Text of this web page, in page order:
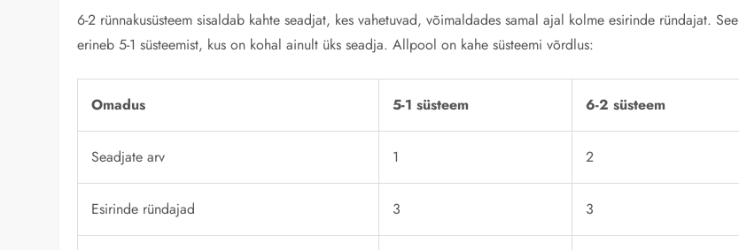
6-2 rünnakusüsteem sisaldab kahte seadjat, kes vahetuvad, võimaldades samal ajal kolme esirinde ründajat. See
erineb 5-1 süsteemist, kus on kohal ainult üks seadja. Allpool on kahe süsteemi võrdlus:
Omadus 5-1 süsteem 6-2 süsteem
Seadjate arv 1 2
Esirinde ründajad 3 3